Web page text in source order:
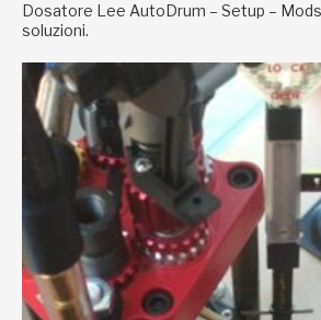
Dosatore Lee AutoDrum – Setup –
soluzioni.